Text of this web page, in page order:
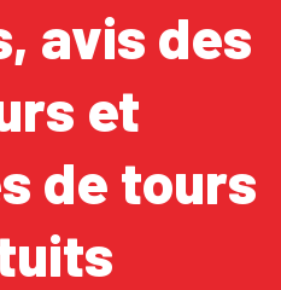
avis des
et
de tours